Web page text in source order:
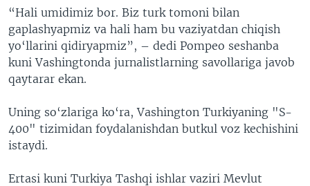
“Hali umidimiz bor. Biz turk tomoni bilan
gaplashyapmiz va hali ham bu vaziyatdan chiqish
yo‘llarini qidiryapmiz”, – dedi Pompeo seshanba
kuni Vashingtonda jurnalistlarning savollariga javob
qaytarar ekan.
Uning so‘zlariga ko‘ra, Vashington Turkiyaning "S-
400" tizimidan foydalanishdan butkul voz kechishini
istaydi.
Ertasi kuni Turkiya Tashqi ishlar vaziri Mevlut